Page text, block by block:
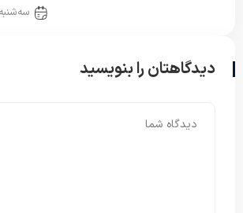
سه‌شنبه , 16
دیدگاهتان را بنویسید